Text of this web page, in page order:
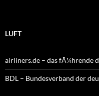
LUFT
airliners.de – das fÃ¼hrende
BDL – Bundesverband der